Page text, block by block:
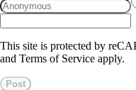
This site is protected by
and Terms of Service apply.
Post